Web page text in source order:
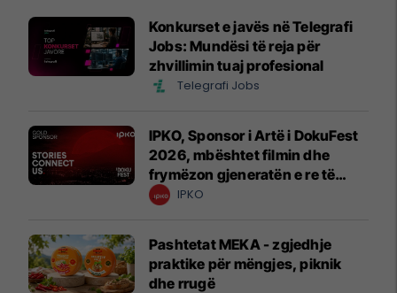
Konkurset e javës në Telegrafi
Jobs: Mundësi të reja për
zhvillimin tuaj profesional
Telegrafi Jobs
IPKO, Sponsor i Artë i DokuFest
2026, mbështet filmin dhe
frymëzon gjeneratën e re të
krijuesve
IPKO
Pashtetat MEKA - zgjedhje
praktike për mëngjes, piknik
dhe rrugë